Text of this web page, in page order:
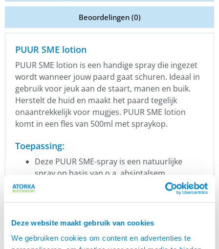
Deze website maakt gebruik van cookies
We gebruiken cookies om content en advertenties te
Beoordelingen (0)
PUUR SME lotion
PUUR SME lotion is een handige spray die ingezet
wordt wanneer jouw paard gaat schuren. Ideaal in
gebruik voor jeuk aan de staart, manen en buik.
Herstelt de huid en maakt het paard tegelijk
onaantrekkelijk voor mugjes. PUUR SME lotion
komt in een fles van 500ml met spraykop.
Toepassing:
Deze PUUR SME-spray is een natuurlijke
spray op basis van o.a. absintalsem,
kruidnagel, calendula en grapefruit en kan
worden gebruikt in de periode dat knutjes en
Het helpt het paard onaantrekkelijk te maken
zijn en het paard steken.